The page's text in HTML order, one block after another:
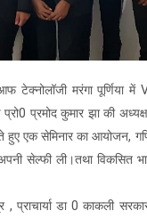
टेक्नोलॉजी मरंगा
प्रमोद कुमार झा की
एक सेमिनार का आयोजन,
सेल्फी ली।तथा विकसित
डा 0 काकली